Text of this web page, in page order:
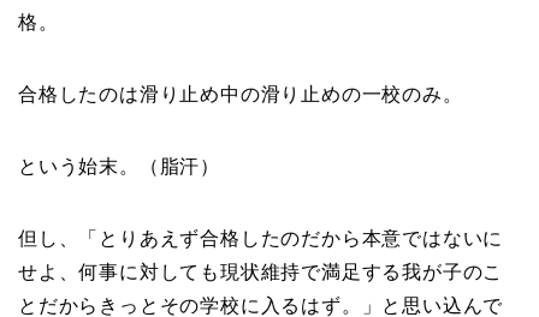
格。
合格したのは滑り止め中の滑り止めの一校のみ。
という始末。（脂汗）
但し、「とりあえず合格したのだから本意ではないに
せよ、何事に対しても現状維持で満足する我が子のこ
とだからきっとその学校に入るはず。」と思い込んで